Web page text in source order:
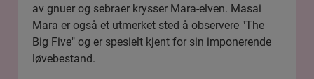
av gnuer og sebraer krysser Mara-elven. Masai
Mara er også et utmerket sted å observere "The
Big Five" og er spesielt kjent for sin imponerende
løvebestand.